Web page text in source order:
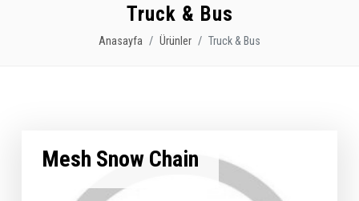
Truck & Bus
Anasayfa Ürünler Truck & Bus
Mesh Snow Chain